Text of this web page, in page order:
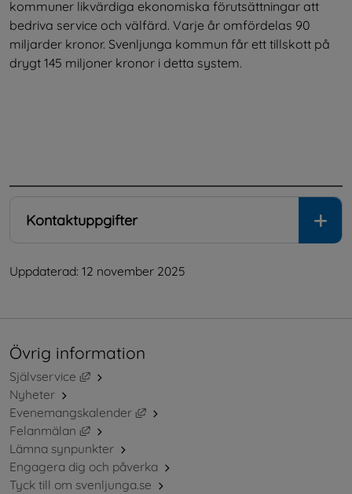
kommuner likvärdiga ekonomiska förutsättningar att
bedriva service och välfärd. Varje år omfördelas 90
miljarder kronor. Svenljunga kommun får ett tillskott på
drygt 145 miljoner kronor i detta system.
Kontaktuppgifter
Uppdaterad: 12 november 2025
Övrig information
Självservice
Länk till annan webbplats, öppnas i nytt fönster.
Nyheter
Evenemangskalender
Länk till annan webbplats, öppnas i
Felanmälan
Länk till annan webbplats, öppnas i nytt fönster.
Lämna synpunkter
Engagera dig och påverka
Tyck till om svenljunga.se